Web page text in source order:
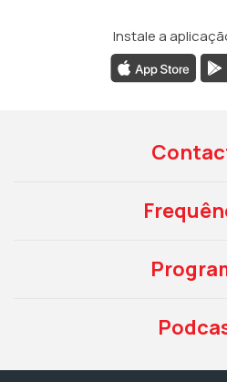
Instale a